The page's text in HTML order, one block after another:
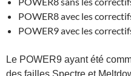
POWER8 avec les
POWER9 avec les
Le POWER9 ayant été